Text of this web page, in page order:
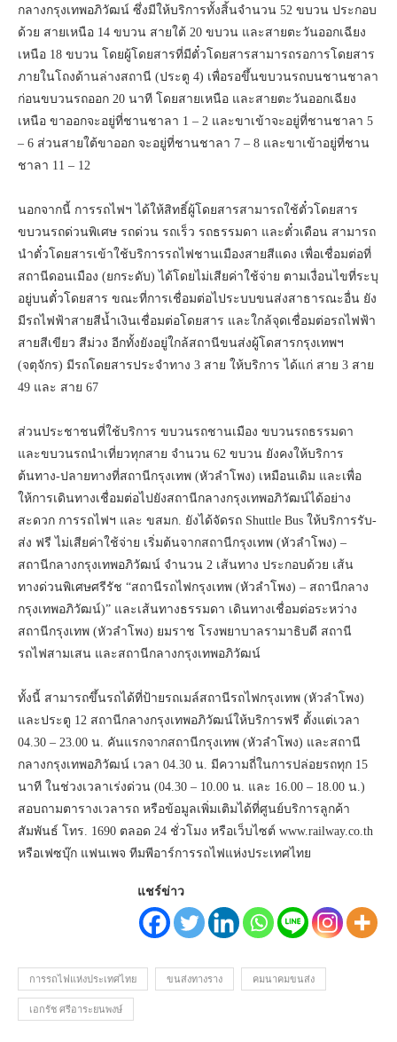
กลางกรุงเทพอภิวัฒน์ ซึ่งมีให้บริการทั้งสิ้นจำนวน 52 ขบวน ประกอบ
ด้วย สายเหนือ 14 ขบวน สายใต้ 20 ขบวน และสายตะวันออกเฉียง
เหนือ 18 ขบวน โดยผู้โดยสารที่มีตั๋วโดยสารสามารถรอการโดยสาร
ภายในโถงด้านล่างสถานี (ประตู 4) เพื่อรอขึ้นขบวนรถบนชานชาลา
ก่อนขบวนรถออก 20 นาที โดยสายเหนือ และสายตะวันออกเฉียง
เหนือ ขาออกจะอยู่ที่ชานชาลา 1 – 2 และขาเข้าจะอยู่ที่ชานชาลา 5
– 6 ส่วนสายใต้ขาออก จะอยู่ที่ชานชาลา 7 – 8 และขาเข้าอยู่ที่ชาน
ชาลา 11 – 12
นอกจากนี้ การรถไฟฯ ได้ให้สิทธิ์ผู้โดยสารสามารถใช้ตั๋วโดยสาร
ขบวนรถด่วนพิเศษ รถด่วน รถเร็ว รถธรรมดา และตั๋วเดือน สามารถ
นำตั๋วโดยสารเข้าใช้บริการรถไฟชานเมืองสายสีแดง เพื่อเชื่อมต่อที่
สถานีดอนเมือง (ยกระดับ) ได้โดยไม่เสียค่าใช้จ่าย ตามเงื่อนไขที่ระบุ
อยู่บนตั๋วโดยสาร ขณะที่การเชื่อมต่อไประบบขนส่งสาธารณะอื่น ยัง
มีรถไฟฟ้าสายสีน้ำเงินเชื่อมต่อโดยสาร และใกล้จุดเชื่อมต่อรถไฟฟ้า
สายสีเขียว สีม่วง อีกทั้งยังอยู่ใกล้สถานีขนส่งผู้โดสารกรุงเทพฯ
(จตุจักร) มีรถโดยสารประจำทาง 3 สาย ให้บริการ ได้แก่ สาย 3 สาย
49 และ สาย 67
ส่วนประชาชนที่ใช้บริการ ขบวนรถชานเมือง ขบวนรถธรรมดา
และขบวนรถนำเที่ยวทุกสาย จำนวน 62 ขบวน ยังคงให้บริการ
ต้นทาง-ปลายทางที่สถานีกรุงเทพ (หัวลำโพง) เหมือนเดิม และเพื่อ
ให้การเดินทางเชื่อมต่อไปยังสถานีกลางกรุงเทพอภิวัฒน์ได้อย่าง
สะดวก การรถไฟฯ และ ขสมก. ยังได้จัดรถ Shuttle Bus ให้บริการรับ-
ส่ง ฟรี ไม่เสียค่าใช้จ่าย เริ่มต้นจากสถานีกรุงเทพ (หัวลำโพง) –
สถานีกลางกรุงเทพอภิวัฒน์ จำนวน 2 เส้นทาง ประกอบด้วย เส้น
ทางด่วนพิเศษศรีรัช “สถานีรถไฟกรุงเทพ (หัวลำโพง) – สถานีกลาง
กรุงเทพอภิวัฒน์)” และเส้นทางธรรมดา เดินทางเชื่อมต่อระหว่าง
สถานีกรุงเทพ (หัวลำโพง) ยมราช โรงพยาบาลรามาธิบดี สถานี
รถไฟสามเสน และสถานีกลางกรุงเทพอภิวัฒน์
ทั้งนี้ สามารถขึ้นรถได้ที่ป้ายรถเมล์สถานีรถไฟกรุงเทพ (หัวลำโพง)
และประตู 12 สถานีกลางกรุงเทพอภิวัฒน์ให้บริการฟรี ตั้งแต่เวลา
04.30 – 23.00 น. คันแรกจากสถานีกรุงเทพ (หัวลำโพง) และสถานี
กลางกรุงเทพอภิวัฒน์ เวลา 04.30 น. มีความถี่ในการปล่อยรถทุก 15
นาที ในช่วงเวลาเร่งด่วน (04.30 – 10.00 น. และ 16.00 – 18.00 น.)
สอบถามตารางเวลารถ หรือข้อมูลเพิ่มเติมได้ที่ศูนย์บริการลูกค้า
สัมพันธ์ โทร. 1690 ตลอด 24 ชั่วโมง หรือเว็บไซต์ www.railway.co.th
หรือเฟซบุ๊ก แฟนเพจ ทีมพีอาร์การรถไฟแห่งประเทศไทย
แชร์ข่าว
การรถไฟแห่งประเทศไทย ขนส่งทางราง คมนาคมขนส่ง
เอกรัช ศรีอาระยนพงษ์